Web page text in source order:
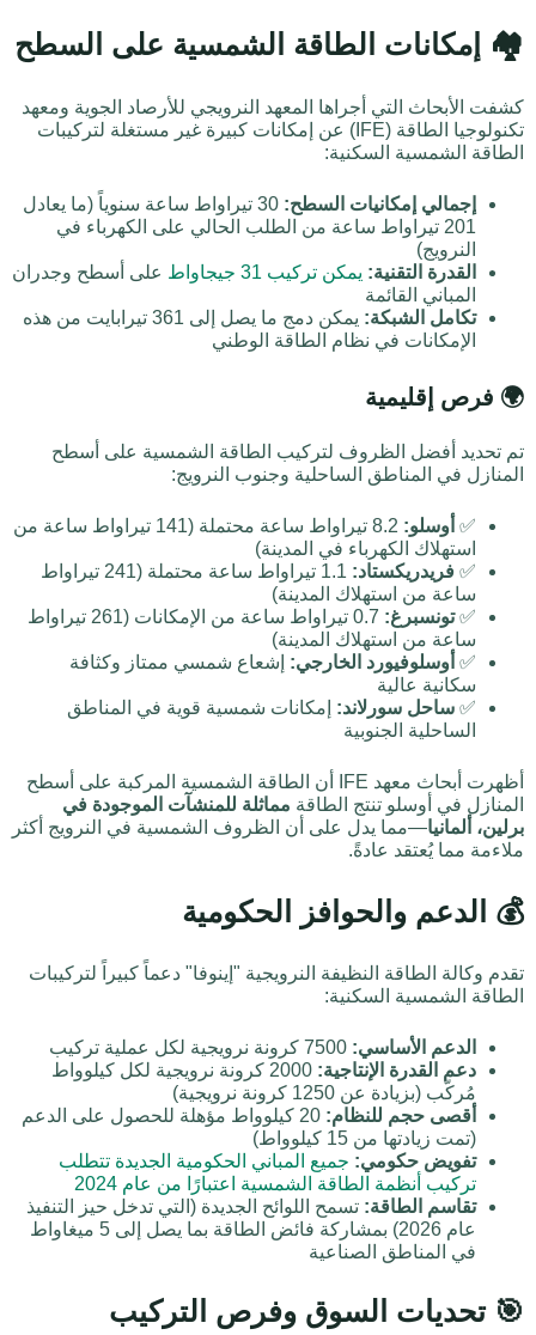
🏘️ إمكانات الطاقة الشمسية على السطح
كشفت الأبحاث التي أجراها المعهد النرويجي للأرصاد الجوية ومعهد
تكنولوجيا الطاقة (IFE) عن إمكانات كبيرة غير مستغلة لتركيبات
الطاقة الشمسية السكنية:
إجمالي إمكانيات السطح:
30 تيراواط ساعة سنوياً (ما يعادل
201 تيراواط ساعة من الطلب الحالي على الكهرباء في
النرويج)
القدرة التقنية: يمكن تركيب 31 جيجاواط
على أسطح وجدران
المباني القائمة
تكامل الشبكة:
يمكن دمج ما يصل إلى 361 تيرابايت من هذه
الإمكانات في نظام الطاقة الوطني
🌍 فرص إقليمية
تم تحديد أفضل الظروف لتركيب الطاقة الشمسية على أسطح
المنازل في المناطق الساحلية وجنوب النرويج:
✅ أوسلو:
8.2 تيراواط ساعة محتملة (141 تيراواط ساعة من
استهلاك الكهرباء في المدينة)
✅ فريدريكستاد:
1.1 تيراواط ساعة محتملة (241 تيراواط
ساعة من استهلاك المدينة)
✅تونسبرغ:
0.7 تيراواط ساعة من الإمكانات (261 تيراواط
ساعة من استهلاك المدينة)
✅ أوسلوفيورد الخارجي: إشعاع شمسي ممتاز وكثافة
سكانية عالية
✅ ساحل سورلاند: إمكانات شمسية قوية في المناطق
الساحلية الجنوبية
أظهرت أبحاث معهد IFE أن الطاقة الشمسية المركبة على أسطح
المنازل في أوسلو تنتج الطاقة مماثلة للمنشآت الموجودة في
برلين، ألمانيا—مما يدل على أن الظروف الشمسية في النرويج أكثر
ملاءمة مما يُعتقد عادةً.
💰 الدعم والحوافز الحكومية
تقدم وكالة الطاقة النظيفة النرويجية "إينوفا" دعماً كبيراً لتركيبات
الطاقة الشمسية السكنية:
الدعم الأساسي:
دعم القدرة الإنتاجية:
2000 كرونة نرويجية لكل كيلوواط
مُركّب (بزيادة عن 1250 كرونة نرويجية)
أقصى حجم للنظام:
20 كيلوواط مؤهلة للحصول على الدعم
(تمت زيادتها من 15 كيلوواط)
تفويض حكومي: جميع المباني الحكومية الجديدة تتطلب
تركيب أنظمة الطاقة الشمسية اعتبارًا من عام 2024
تقاسم الطاقة: تسمح اللوائح الجديدة (التي تدخل حيز التنفيذ
عام 2026) بمشاركة فائض الطاقة بما يصل إلى 5 ميغاواط
في المناطق الصناعية
🎯 تحديات السوق وفرص التركيب